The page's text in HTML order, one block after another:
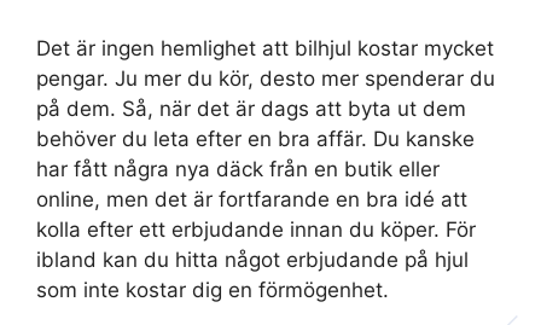
Det är ingen hemlighet att bilhjul kostar mycket
pengar. Ju mer du kör, desto mer spenderar du
på dem. Så, när det är dags att byta ut dem
behöver du leta efter en bra affär. Du kanske
har fått några nya däck från en butik eller
online, men det är fortfarande en bra idé att
kolla efter ett erbjudande innan du köper. För
ibland kan du hitta något erbjudande på hjul
som inte kostar dig en förmögenhet.